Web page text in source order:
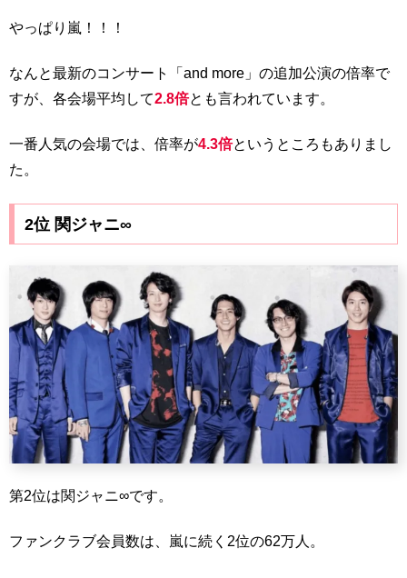
やっぱり嵐！！！
なんと最新のコンサート「and more」の追加公演の倍率で
すが、各会場平均して2.8倍とも言われています。
一番人気の会場では、倍率が4.3倍というところもありまし
た。
2位 関ジャニ∞
第2位は関ジャニ∞です。
ファンクラブ会員数は、嵐に続く2位の62万人。